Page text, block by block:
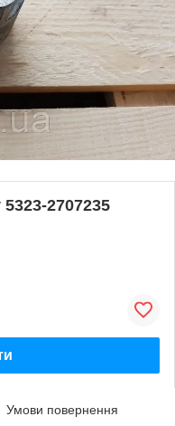
2707235
Умови повернення